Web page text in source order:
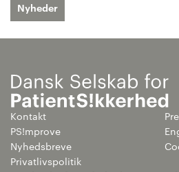
Nyheder
Kontakt
PS!mprove
Nyhedsbreve
Privatlivspolitik